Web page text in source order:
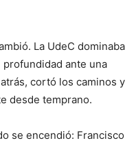
La UdeC dominaba
ante una
cortó los caminos y
desde temprano.
se encendió: Francisco